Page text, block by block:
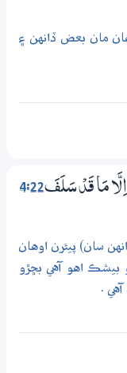
مان بعض ڏانهن ۽
4:22اِلَّا مَا قَدْ سَلَفَ
سان) پيئرن اوهان
اهو آهي بڇڙو
.